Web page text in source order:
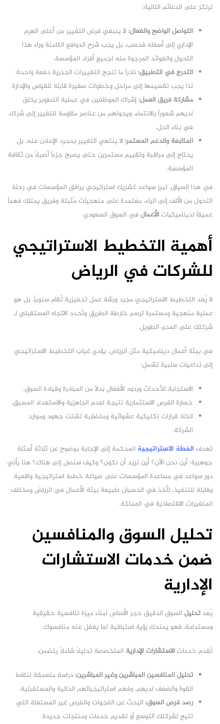
ترتكز على الدعائم التالية:
التواصل الواضح والفعال:لا ينبغي فرض التغيير من أعلى الهرم
الإداري إلى أسفله فحسب، بل يجب شرح الدوافع الكامنة وراء هذا
التحول والفوائد المرجوة منه لجميع أفراد المؤسسة.
التدرج في التطبيق: نادراً ما تنجح التغييرات الجذرية دفعة واحدة؛
لذا يجب تقسيمها إلى مراحل وخطوات صغيرة قابلة للقياس والإدارة.
مشاركة فريق العمل:إشراك الموظفين في عملية التطوير يخلق
لديهم شعوراً بالانتماء، ويحولهم من عناصر مقاومة للتغيير إلى شركاء
في بناء الحل.
المتابعة والدعم المستمر:لا ينتهي التغيير بمجرد الإعلان عنه، بل
يحتاج إلى مراقبة وتقييم مستمرين حتى يصبح جزءاً أصيلاً من ثقافة
المؤسسة.
في هذا السياق، تبرز سواعد كشريك استراتيجي يرافق المؤسسات في رحلة
التحول من الألف إلى الياء، معتمدة على منهجيات مُثبتة وفريق يمتلك فهماً
عميقاً لديناميكياتالأعمال في السوق السعودي.
أهمية التخطيط الاستراتيجي
للشركات في الرياض
لا يُعد التخطيط الاستراتيجي مجرد ورشة عمل تحفيزية تُقام سنوياً، بل هو
عملية منهجية ومستمرة ترسم خارطة الطريق وتُحدد الاتجاه المستقبلي لـ
شركتك على المدى الطويل.
في بيئة أعمال ديناميكية مثل الرياض، يؤدي غياب التخطيط الاستراتيجي
إلى تداعيات سلبية تشمل:
الاستجابة للأحداث وردود الأفعال بدلاً من المبادرة وقيادة السوق.
خسارة الفرص الاستثمارية نتيجة لعدم الجاهزية والاستعداد المسبق.
اتخاذ قرارات تكتيكية عشوائية ومتضاربة تشتت جهود وموارد
الشركة.
تهدف الخطة الاستراتيجية المحكمة إلى الإجابة بوضوح عن ثلاثة أسئلة
جوهرية: أين نحن الآن؟ أين نريد أن نكون؟ وكيف سنصل إلى هناك؟ هنا يأتي
دور سواعد في مساعدة المؤسسات على صياغة خطط استراتيجية واقعية
وقابلة للتنفيذ، تأخذ في الحسبان طبيعة بيئة الأعمال في الرياض ومختلف
المتغيرات الاقتصادية في المملكة.
تحليل السوق والمنافسين
ضمن خدمات الاستشارات
الإدارية
يُعدتحليل السوق الدقيق حجر الأساس لبناء ميزة تنافسية حقيقية
ومستدامة، فهو يمنحك رؤية استباقية لما يغفل عنه منافسوك.
تُقدم خدماتالاستشارات الإدارية المتخصصة تحليلاً شاملاً يتضمن:
تحليل المنافسين المباشرين وغير المباشرين:دراسة متعمقة لنقاط
القوة والضعف لديهم، وفهم استراتيجياتهم الحالية والمستقبلية.
رصد فرص السوق: البحث عن الفجوات والفرص غير المستغلة التي
تتيح لشركتك التوسع أو تقديم خدمات ومنتجات جديدة.